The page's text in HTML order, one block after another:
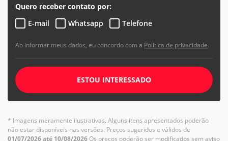
Quero receber contato por:
E-mail
Whatsapp Telefone
Ao informar meus dados, eu concordo com a Política de privacidade.
ESTOU INTERESSADO
* Imagens meramente ilustrativas. Alguns itens apresentados poderão
não estar disponíveis nas versões. Preços sugeridos e válidos de
01/07/2026 até 10/08/2026Os preços poderão ser modificados sem aviso